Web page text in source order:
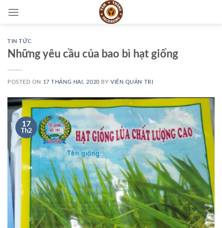
TIN TỨC
Những yêu cầu của bao bì hạt giống
POSTED ON 17 THÁNG HAI, 2020 BY VIÊN QUẢN TRỊ
17
Th2